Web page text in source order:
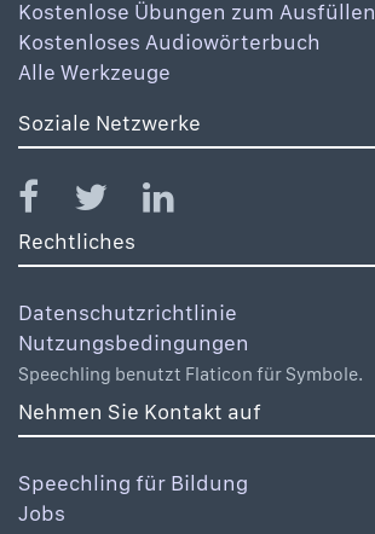
Kostenlose Übungen zum Ausfüllen
Kostenloses Audiowörterbuch
Alle Werkzeuge
Soziale Netzwerke
Rechtliches
Datenschutzrichtlinie
Nutzungsbedingungen
Speechling benutzt Flaticon für Symbole.
Nehmen Sie Kontakt auf
Speechling für Bildung
Jobs